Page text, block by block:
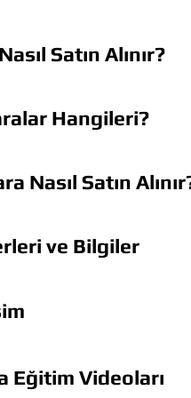
Satın Alınır?
Hangileri?
Nasıl Satın
ve Bilgiler
Eğitim Videoları